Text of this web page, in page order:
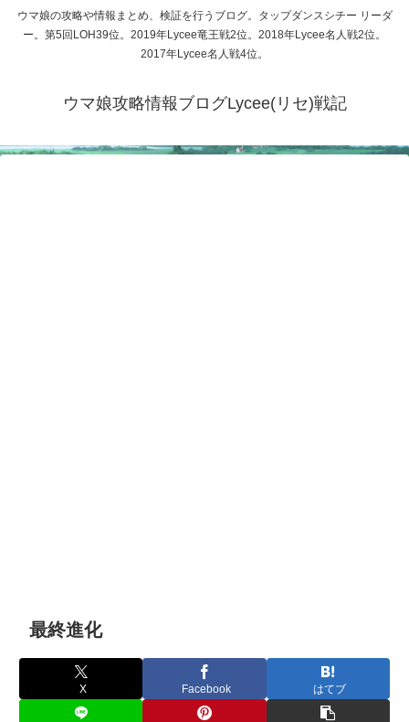
ウマ娘の攻略や情報まとめ、検証を行うブログ。タップダンスシチー リーダ
ー。第5回LOH39位。2019年Lycee竜王戦2位。2018年Lycee名人戦2位。
2017年Lycee名人戦4位。
ウマ娘攻略情報ブログLycee(リセ)戦記
最終進化
X Facebook はてブ